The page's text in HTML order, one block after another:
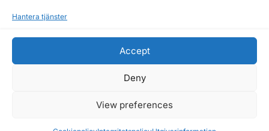
Hantera tjänster
Accept
Deny
View preferences
Allmänna frågor: info@affarsstaden.se | Tipsa
annons@affarsstaden.se
© 2026 Affärsstaden.se | 2025 Alla rättigheter